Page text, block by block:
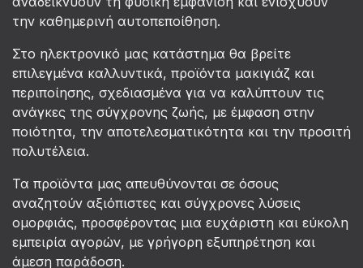
την καθημερινή αυτοπεποίθηση.
Στο ηλεκτρονικό μας κατάστημα θα βρείτε
επιλεγμένα καλλυντικά, προϊόντα μακιγιάζ και
περιποίησης, σχεδιασμένα για να καλύπτουν τις
ανάγκες της σύγχρονης ζωής, με έμφαση στην
ποιότητα, την αποτελεσματικότητα και την προσιτή
πολυτέλεια.
Τα προϊόντα μας απευθύνονται σε όσους
αναζητούν αξιόπιστες και σύγχρονες λύσεις
ομορφιάς, προσφέροντας μια ευχάριστη και εύκολη
εμπειρία αγορών, με γρήγορη εξυπηρέτηση και
άμεση παράδοση.